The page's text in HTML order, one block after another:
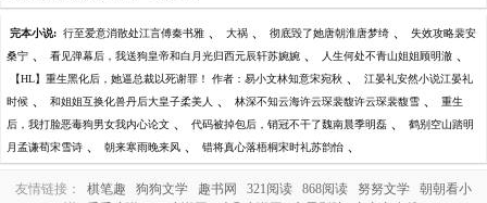
完本小说: 行至爱意消散处江言傅秦书雅 、 大祸 、 彻底毁了她唐朝淮唐梦绮 、 失效攻略裴安
桑宁 、 看见弹幕后，我送狗皇帝和白月光归西元辰轩苏婉婉 、 人生何处不青山姐姐顾明澈 、
【HL】重生黑化后，她逼总裁以死谢罪！ 作者：易小文林知意宋宛秋 、 江晏礼安然小说江晏礼
时候 、 和姐姐互换化兽丹后大皇子柔美人 、 林深不知云海许云琛裴馥许云琛裴馥雪 、 重生
后，我打脸恶毒狗男女我内心论文 、 代码被掉包后，销冠不干了魏南晨季明磊 、 鹤别空山踏明
月孟谦荀宋雪诗 、 朝来寒雨晚来风 、 错将真心落梧桐宋时礼苏韵怡 、
友情链接： 棋笔趣 狗狗文学 趣书网 321阅读 868阅读 努努文学
朝朝看小